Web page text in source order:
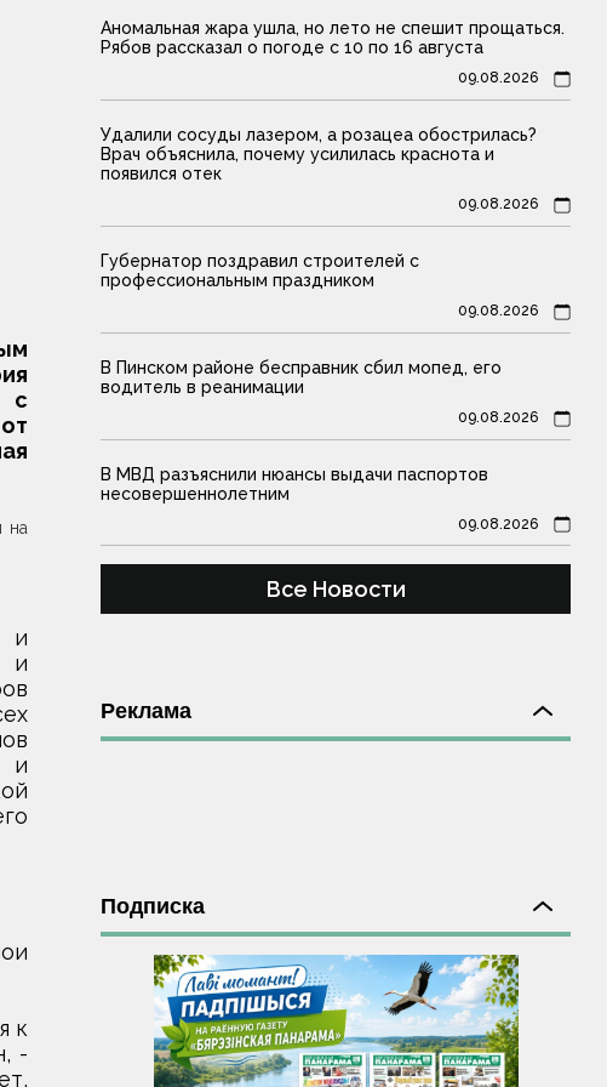
с
на
и
и
и
к
-
Аномальная жара ушла, но лето не спешит прощаться.
Рябов рассказал о погоде с 10 по 16 августа
09.08.2026
Удалили сосуды лазером, а розацеа обострилась?
Врач объяснила, почему усилилась краснота и
появился отек
09.08.2026
Губернатор поздравил строителей с
профессиональным праздником
09.08.2026
В Пинском районе бесправник сбил мопед, его
водитель в реанимации
09.08.2026
В МВД разъяснили нюансы выдачи паспортов
несовершеннолетним
09.08.2026
Все Новости
Реклама
Подписка